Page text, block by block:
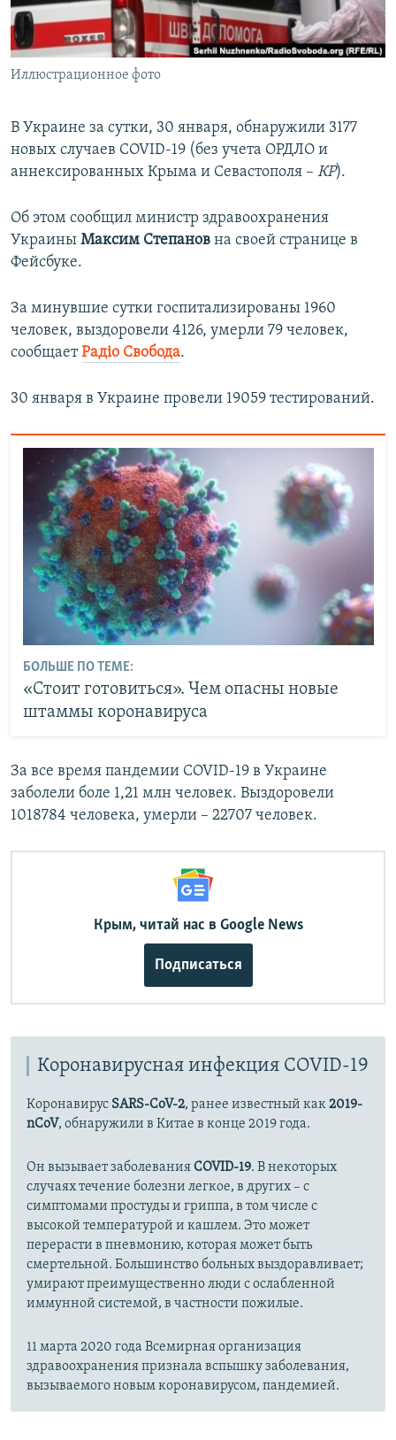
ПОБЕДИТЕЛЕЙ НЕ СУДЯТ?
КРЫМ.НЕПОКОРЕННЫЙ
ELIFBE
ПРИСОЕДИНЯЙТЕСЬ!
Все сайты RFE/RL
Иллюстрационное фото
В Украине за сутки, 30 января, обнаружили 3177
новых случаев COVID-19 (без учета ОРДЛО и
аннексированных Крыма и Севастополя – КР).
Об этом сообщил министр здравоохранения
Украины Максим Степанов на своей странице в
Фейсбуке.
За минувшие сутки госпитализированы 1960
человек, выздоровели 4126, умерли 79 человек,
сообщаетРадіо Свобода.
30 января в Украине провели 19059 тестирований.
БОЛЬШЕ ПО ТЕМЕ:
«Стоит готовиться». Чем опасны новые
штаммы коронавируса
За все время пандемии COVID-19 в Украине
заболели боле 1,21 млн человек. Выздоровели
1018784 человека, умерли – 22707 человек.
Крым, читай нас в Google News
Подписаться
Коронавирусная инфекция COVID-19
Коронавирус SARS-CoV-2, ранее известный как2019-
nCoV, обнаружили в Китае в конце 2019 года.
Он вызывает заболеванияCOVID-19. В некоторых
случаях течение болезни легкое, в других – с
симптомами простуды и гриппа, в том числе с
высокой температурой и кашлем. Это может
перерасти в пневмонию, которая может быть
смертельной. Большинство больных выздоравливает;
умирают преимущественно люди с ослабленной
иммунной системой, в частности пожилые.
11 марта 2020 года Всемирная организация
здравоохранения признала вспышку заболевания,
вызываемого новым коронавирусом, пандемией.